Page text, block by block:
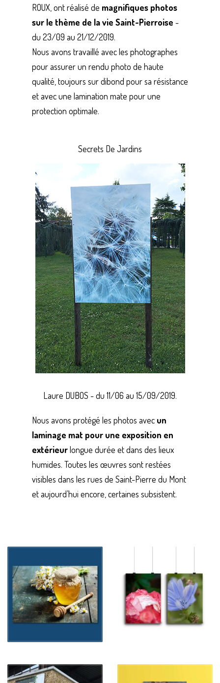
ROUX, ont réalisé de magnifiques photos
sur le thème de la vie Saint-Pierroise -
du 23/09 au 21/12/2019.
Nous avons travaillé avec les photographes
pour assurer un rendu photo de haute
qualité, toujours sur dibond pour sa résistance
et avec une lamination mate pour une
protection optimale.
Secrets De Jardins
Laure DUBOS - du 11/06 au 15/09/2019.
Nous avons protégé les photos avec un
laminage mat pour une exposition en
extérieurlongue durée et dans des lieux
humides. Toutes les œuvres sont restées
visibles dans les rues de Saint-Pierre du Mont
et aujourd’hui encore, certaines subsistent.